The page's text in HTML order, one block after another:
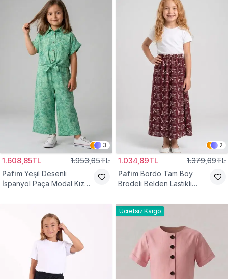
3
1.608,85TL 1.953,85TL
Pafim Yeşil Desenli
İspanyol Paça Modal Kız
2
1.034,89TL 1.379,89TL
Pafim Bordo Tam Boy
Brodeli Belden Lastikli
Ücretsiz Kargo